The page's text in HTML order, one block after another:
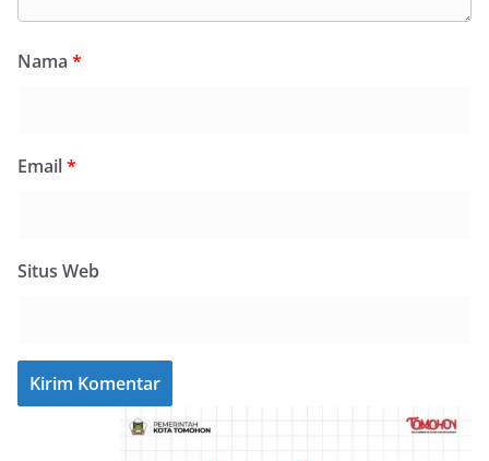
Nama *
Email*
Situs Web